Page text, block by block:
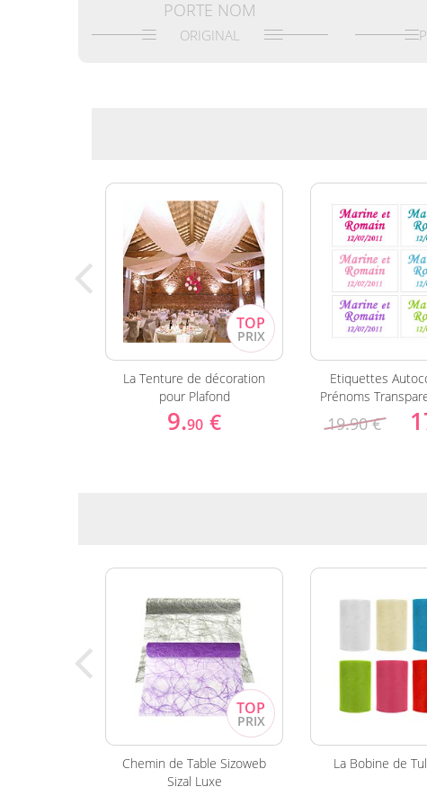
PORTE NOM
ORIGINAL
La Tenture de décoration
pour Plafond
9.90 €
Etiquettes
Prénoms
19.90 €
Chemin de Table Sizoweb
Sizal Luxe
La Bobine de